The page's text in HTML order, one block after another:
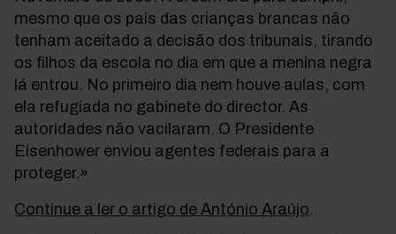
mesmo que os pais das crianças brancas não
tenham aceitado a decisão dos tribunais, tirando
os filhos da escola no dia em que a menina negra
lá entrou. No primeiro dia nem houve aulas, com
ela refugiada no gabinete do director. As
autoridades não vacilaram. O Presidente
Eisenhower enviou agentes federais para a
proteger.»
Continue a ler o artigo de António Araújo